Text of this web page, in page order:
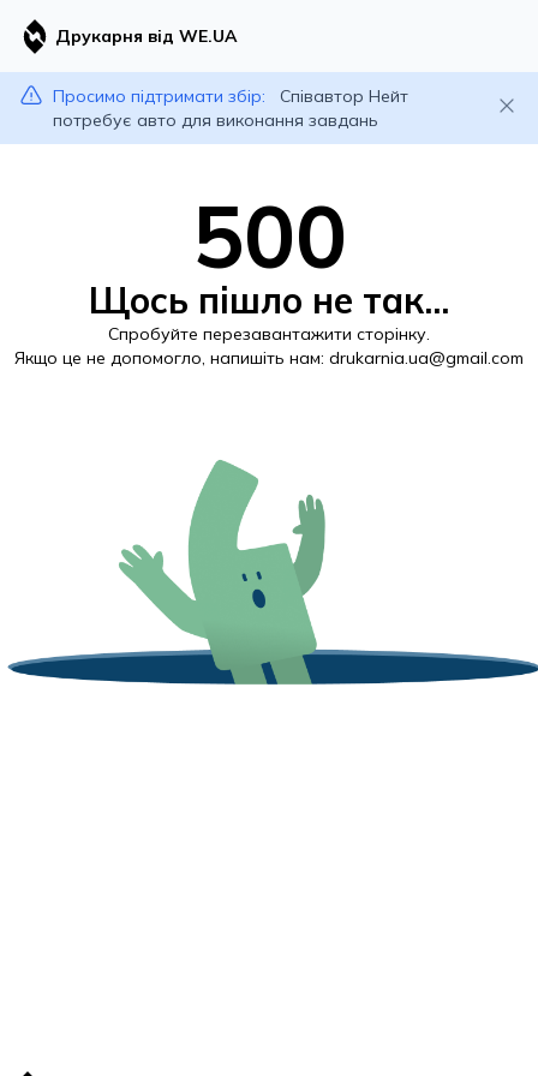
Друкарня від WE.UA
Просимо підтримати збір:
Співавтор Нейт
потребує авто для виконання завдань
500
Щось пішло не так...
Спробуйте перезавантажити сторінку.
Якщо це не допомогло, напишіть нам: drukarnia.ua@gmail.com